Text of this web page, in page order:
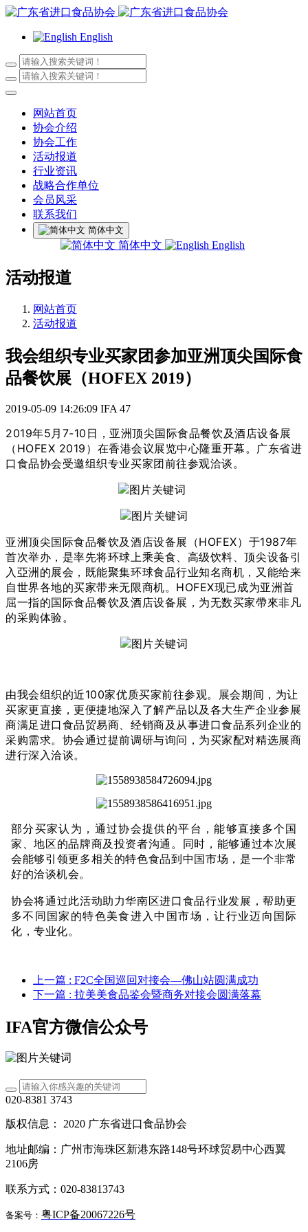
English
网站首页
协会介绍
协会工作
活动报道
行业资讯
战略合作单位
会员风采
联系我们
简体中文
简体中文 English
活动报道
网站首页
活动报道
我会组织专业买家团参加亚洲顶尖国际食
品餐饮展（HOFEX 2019）
2019-05-09 14:26:09 IFA 47
2019年5月7-10日，亚洲顶尖国际食品餐饮及酒店设备展
（HOFEX 2019）在香港会议展览中心隆重开幕。广东省进
口食品协会受邀组织专业买家团前往参观洽谈。
亚洲顶尖国际食品餐饮及酒店设备展（HOFEX）于1987年
首次举办，是率先将环球上乘美食、高级饮料、顶尖设备引
入亞洲的展会，既能聚集环球食品行业知名商机，又能给来
自世界各地的买家带来无限商机。HOFEX现已成为亚洲首
屈一指的国际食品餐饮及酒店设备展，为无数买家帶來非凡
的采购体验。
由我会组织的近100家优质买家前往参观。
展会期间，为让
买家更直接，更便捷地深入了解产品以及各大生产企业参展
商满足进口食品贸易商、经销商及从事进口食品系列企业的
采购需求。协会通过提前调研与询问，为买家配对精选展商
进行深入洽谈。
部分买家认为，通过协会提供的平台，能够直接多个国
家、地区的品牌商及投资者沟通。同时，能够通过本次展
会能够引领更多相关的特色食品到中国市场，是一个非常
好的洽谈机会。
协会将通过此活动助力华南区进口食品行业发展，帮助更
多不同国家的特色美食进入中国市场，让行业迈向国际
化，专业化。
上一篇 : F2C全国巡回对接会—佛山站圆满成功
下一篇 : 拉美美食品鉴会暨商务对接会圆满落幕
IFA官方微信公众号
020-8381 3743
版权信息： 2020 广东省进口食品协会
地址邮编：广州市海珠区新港东路148号环球贸易中心西翼
2106房
联系方式：020-83813743
备案号： 粤ICP备20067226号